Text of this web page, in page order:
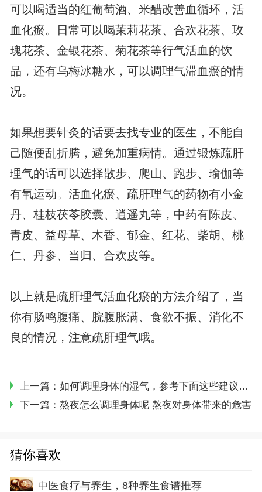
可以喝适当的红葡萄酒、米醋改善血循环，活
血化瘀。日常可以喝茉莉花茶、合欢花茶、玫
瑰花茶、金银花茶、菊花茶等行气活血的饮
品，还有乌梅冰糖水，可以调理气滞血瘀的情
况。
如果想要针灸的话要去找专业的医生，不能自
己随便乱折腾，避免加重病情。通过锻炼疏肝
理气的话可以选择散步、爬山、跑步、瑜伽等
有氧运动。活血化瘀、疏肝理气的药物有小金
丹、桂枝茯苓胶囊、逍遥丸等，中药有陈皮、
青皮、益母草、木香、郁金、红花、柴胡、桃
仁、丹参、当归、合欢皮等。
以上就是疏肝理气活血化瘀的方法介绍了，当
你有肠鸣腹痛、脘腹胀满、食欲不振、消化不
良的情况，注意疏肝理气哦。
上一篇： 如何调理身体的湿气，参考下面这些建议，相信会有作用
下一篇： 熬夜怎么调理身体呢 熬夜对身体带来的危害
猜你喜欢
中医食疗与养生，8种养生食谱推荐